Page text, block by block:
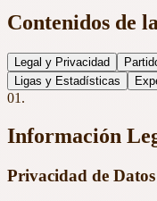
Contenidos de
Legal y Privacidad
Ligas y Estadísticas
01.
Información
Privacidad de Datos